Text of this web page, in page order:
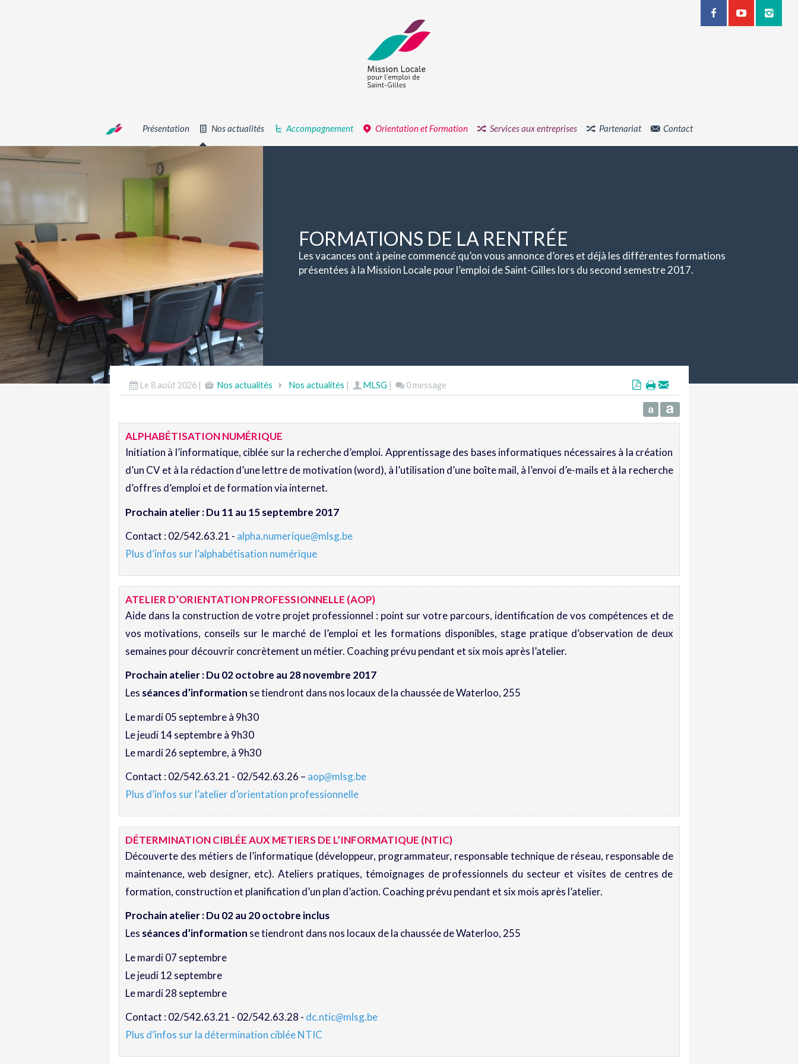
Présentation Nos actualités Accompagnement Orientation et Formation Services aux entreprises Partenariat Contact
FORMATIONS DE LA RENTRÉE
Les vacances ont à peine commencé qu’on vous annonce d’ores et déjà les différentes formations
présentées à la Mission Locale pour l’emploi de Saint-Gilles lors du second semestre 2017.
Le 8 août 2026 | Nos actualités Nos actualités | MLSG | 0 message
ALPHABÉTISATION NUMÉRIQUE
Initiation à l’informatique, ciblée sur la recherche d’emploi. Apprentissage des bases informatiques nécessaires à la création
d’un CV et à la rédaction d’une lettre de motivation (word), à l’utilisation d’une boîte mail, à l’envoi d’e-mails et à la recherche
d’offres d’emploi et de formation via internet.
Prochain atelier : Du 11 au 15 septembre 2017
Contact : 02/542.63.21 - alpha.numerique@mlsg.be
Plus d’infos sur l’alphabétisation numérique
ATELIER D’ORIENTATION PROFESSIONNELLE (AOP)
Aide dans la construction de votre projet professionnel : point sur votre parcours, identification de vos compétences et de
vos motivations, conseils sur le marché de l’emploi et les formations disponibles, stage pratique d’observation de deux
semaines pour découvrir concrètement un métier. Coaching prévu pendant et six mois après l’atelier.
Prochain atelier : Du 02 octobre au 28 novembre 2017
Les séances d’information se tiendront dans nos locaux de la chaussée de Waterloo, 255
Le mardi 05 septembre à 9h30
Le jeudi 14 septembre à 9h30
Le mardi 26 septembre, à 9h30
Contact : 02/542.63.21 - 02/542.63.26 – aop@mlsg.be
Plus d’infos sur l’atelier d’orientation professionnelle
DÉTERMINATION CIBLÉE AUX METIERS DE L’INFORMATIQUE (NTIC)
Découverte des métiers de l’informatique (développeur, programmateur, responsable technique de réseau, responsable de
maintenance, web designer, etc). Ateliers pratiques, témoignages de professionnels du secteur et visites de centres de
formation, construction et planification d’un plan d’action. Coaching prévu pendant et six mois après l’atelier.
Prochain atelier : Du 02 au 20 octobre inclus
Les séances d’information se tiendront dans nos locaux de la chaussée de Waterloo, 255
Le mardi 07 septembre
Le jeudi 12 septembre
Le mardi 28 septembre
Contact : 02/542.63.21 - 02/542.63.28 - dc.ntic@mlsg.be
Plus d’infos sur la détermination ciblée NTIC